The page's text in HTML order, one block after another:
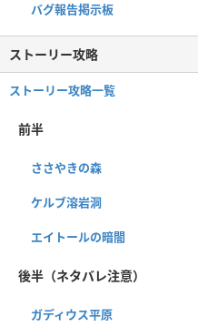
バグ報告掲示板
ストーリー攻略
ストーリー攻略一覧
前半
ささやきの森
ケルブ溶岩洞
エイトールの暗闇
後半（ネタバレ注意）
ガディウス平原